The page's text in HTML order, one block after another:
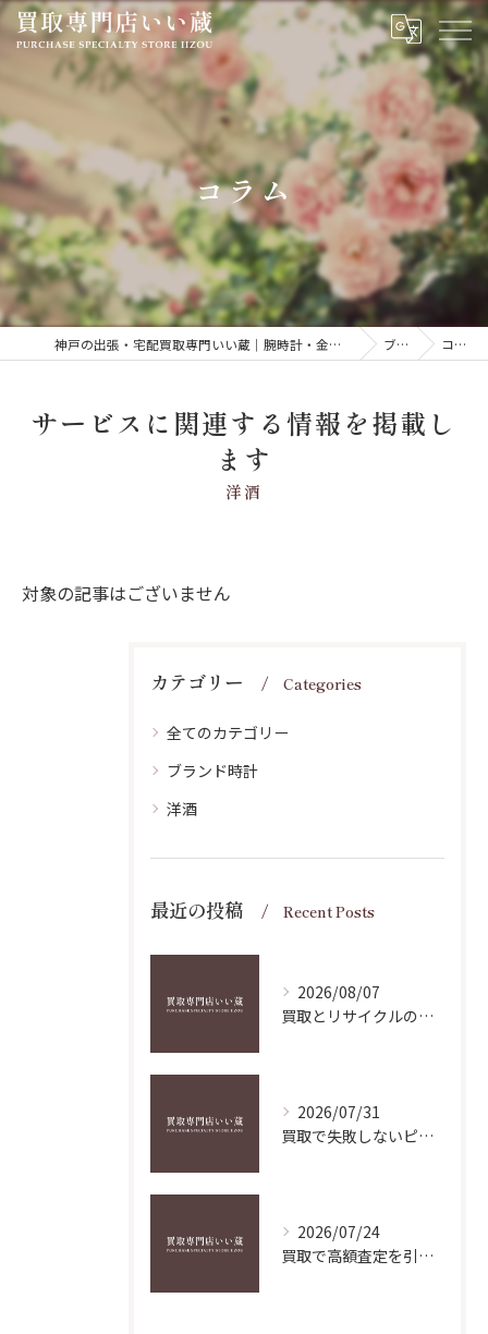
コラム
神戸の出張・宅配買取専門いい蔵｜腕時計・金・貴金属・ジュエリーを高価買取 ブログ コラム
サービスに関連する情報を掲載し
ます
洋酒
対象の記事はございません
カテゴリー Categories
全てのカテゴリー
ブランド時計
洋酒
最近の投稿 Recent Posts
2026/08/07
買取とリサイクルの賢い活用術で手間なく不要品を高く現金化するコツ
2026/07/31
買取で失敗しないピアノ楽譜の高価売却ガイド兵庫県版
2026/07/24
買取で高額査定を引き出すコツと成功する戦略的交渉術